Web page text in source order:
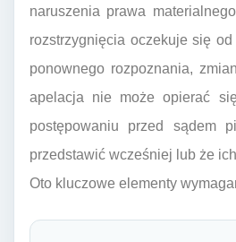
naruszenia prawa
rozstrzygnięcia oczekuje się
ponownego rozpoznania,
apelacja nie może opierać
postępowaniu przed sądem
przedstawić wcześniej lub że
Oto kluczowe elementy